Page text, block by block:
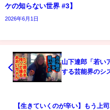
ケの知らない世界 #3】
2026年6月1日
山下達郎「若い
する芸能界のシ
【生きていくのが辛い】もう上